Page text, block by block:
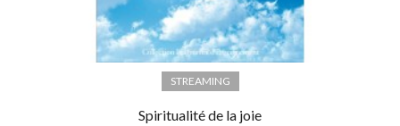
STREAMING
Spiritualité de la joie